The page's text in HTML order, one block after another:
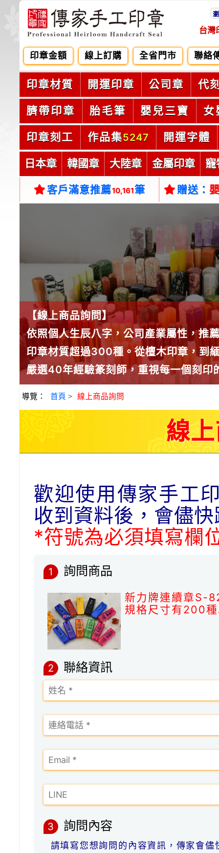
台灣
印章金額 線上訂購 全省門市 聯絡
印章材質 開運印章 公司章 代
臍帶印章 胎毛筆 嬰兒三寶 女
印章刻工 作品集5247 開運字體
日本章 韓國章 大陸章 金屬印章 寵
客戶滿意推薦10,161筆 贈送：
【線上商品詢問】
依照個人生辰八字，公司產業屬性，推
印章材質超過300種。從檀木印章，到
嚴選40年經驗篆刻師，重視每一個刻印
導覽： 首頁 > 線上商品詢問
線
歡迎使用傳家手工
收到資料後，會儘
*符號為必須填寫欄
1 詢問商品
新力牌連續章S-
規格尺寸有200
2 聯絡資訊
3 詢問內容
請填寫您想詢問的內容資訊，傳家會